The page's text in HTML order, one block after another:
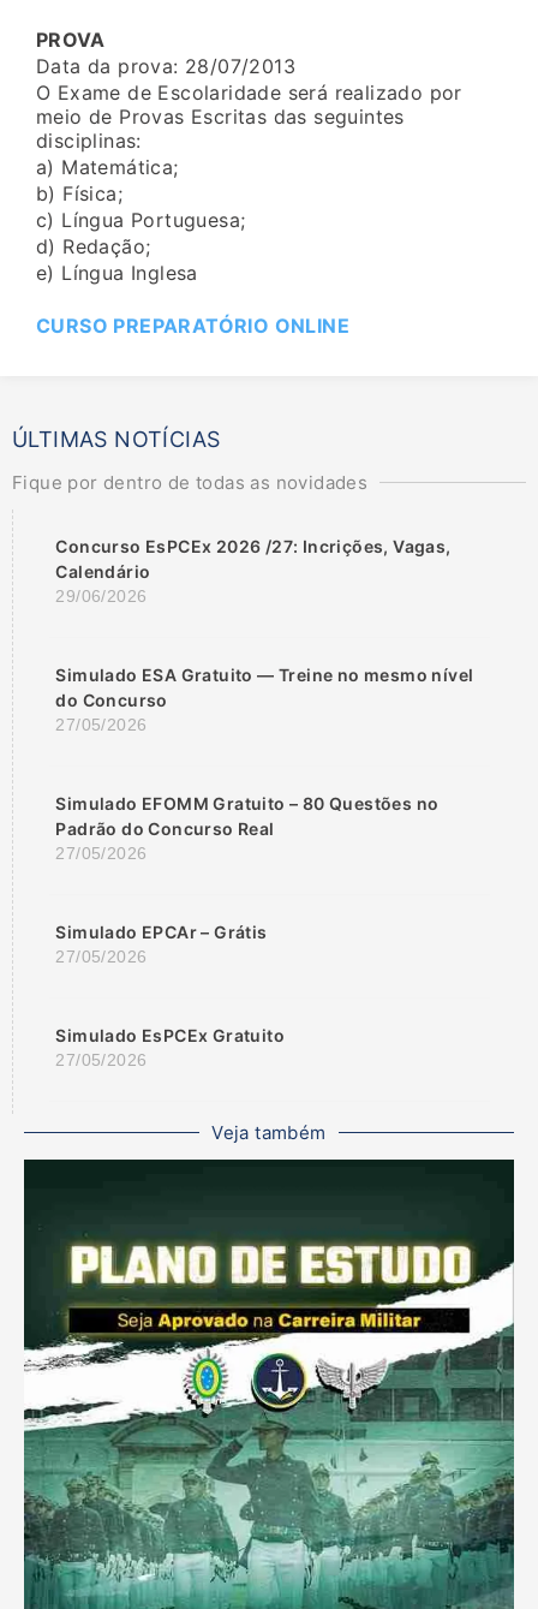
PROVA
Data da prova: 28/07/2013
O Exame de Escolaridade será realizado por
meio de Provas Escritas das seguintes
disciplinas:
a) Matemática;
b) Física;
c) Língua Portuguesa;
d) Redação;
e) Língua Inglesa
CURSO PREPARATÓRIO ONLINE
ÚLTIMAS NOTÍCIAS
Fique por dentro de todas as novidades
Concurso EsPCEx 2026 /27: Incrições, Vagas,
Calendário
29/06/2026
Simulado ESA Gratuito — Treine no mesmo nível
do Concurso
27/05/2026
Simulado EFOMM Gratuito – 80 Questões no
Padrão do Concurso Real
27/05/2026
Simulado EPCAr – Grátis
27/05/2026
Simulado EsPCEx Gratuito
27/05/2026
Veja também